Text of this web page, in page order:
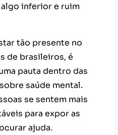
inferior e ruim
tão presente no
de brasileiros, é
pauta dentro das
saúde mental.
se sentem mais
para expor as
ajuda.